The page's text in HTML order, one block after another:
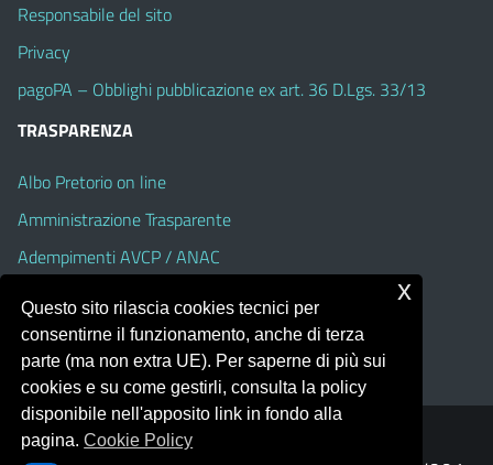
Responsabile del sito
Privacy
pagoPA – Obblighi pubblicazione ex art. 36 D.Lgs. 33/13
TRASPARENZA
Albo Pretorio on line
Amministrazione Trasparente
Adempimenti AVCP / ANAC
Dichiarazione di accessibilità
Portale realizzato con la piattaforma
Questo sito rilascia cookies tecnici per
consentirne il funzionamento, anche di terza
parte (ma non extra UE). Per saperne di più sui
cookies e su come gestirli, consulta la policy
disponibile nell'apposito link in fondo alla
pagina.Cookie Policy
x